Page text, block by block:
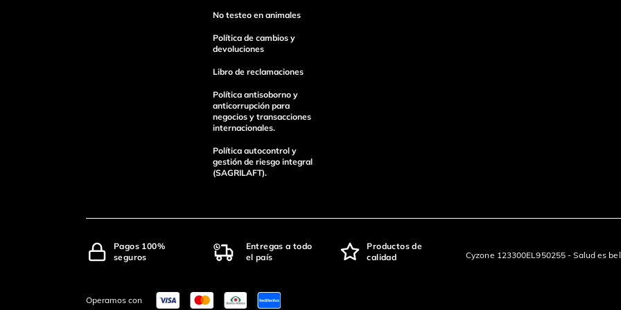
No testeo en animales
Política de cambios y
devoluciones
Libro de reclamaciones
Política antisoborno y
anticorrupción para
negocios y transacciones
internacionales.
Política autocontrol y
gestión de riesgo integral
(SAGRILAFT).
Pagos 100%
seguros
Entregas a todo
el país
Productos de
calidad
Cyzone 123300EL950255 - Salud es
Operamos con